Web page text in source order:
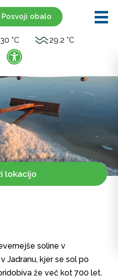
Posvoji obalo
30 °C 29.2 °C
lokacijo
soline v
Jadranu, kjer se sol po
že več kot 700 let.